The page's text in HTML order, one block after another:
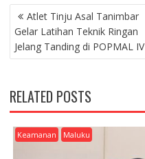
P
O
S
T
A
V
I
G
A
Atlet Tinju Asal Tanimbar
Gelar Latihan Teknik Ringan
Jelang Tanding di POPMAL IV
RELATED POSTS
Keamanan Maluku